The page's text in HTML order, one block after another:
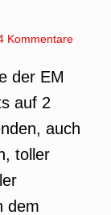
Kommentare
der EM
auf 2
auch
toller
dem